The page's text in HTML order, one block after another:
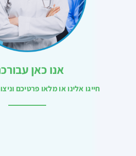
אנו כאן
חייגו אלינו או מלאו פרטיכם